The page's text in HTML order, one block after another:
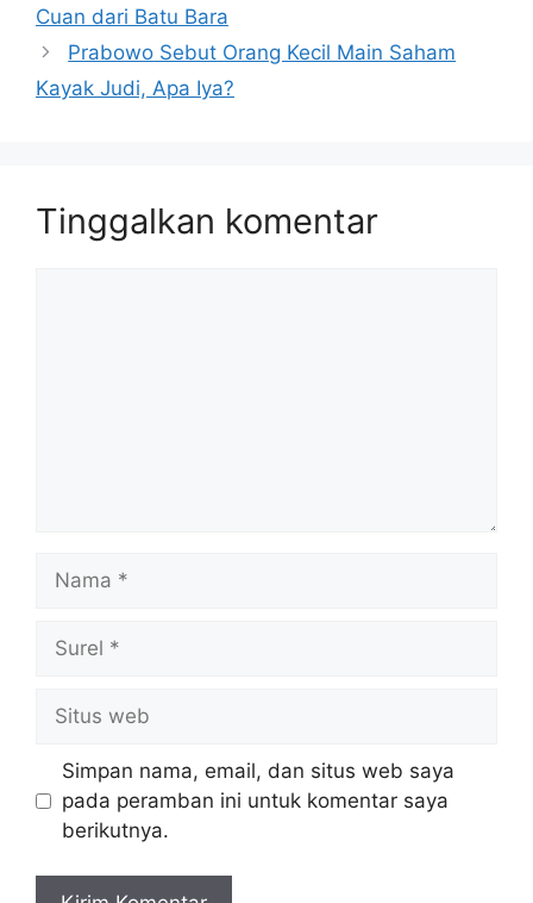
Cuan dari Batu Bara
Prabowo Sebut Orang Kecil Main Saham
Kayak Judi, Apa Iya?
Tinggalkan komentar
web
Simpan nama, email, dan situs web saya
pada peramban ini untuk komentar saya
berikutnya.